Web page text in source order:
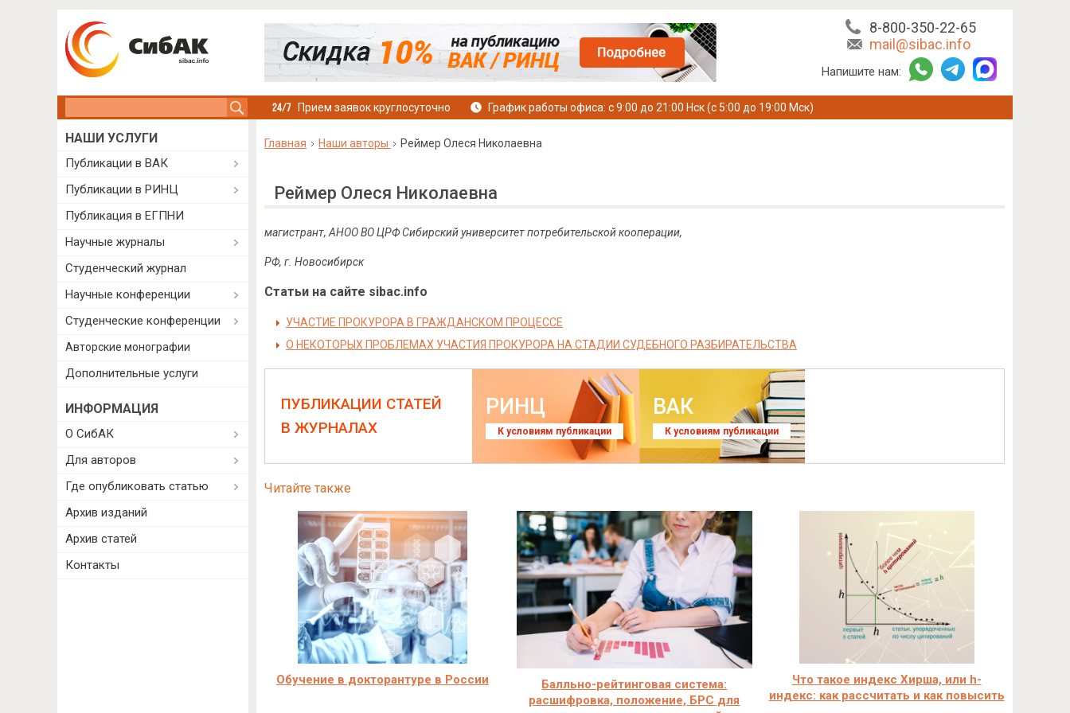
8-800-350-22-65
mail@sibac.info
Напишите нам:
Прием заявок круглосуточно График работы офиса: с 9:00 до 21:00 Нск (с 5:00 до 19:00 Мск)
Главная Наши авторы Реймер Олеся Николаевна
Реймер Олеся Николаевна
магистрант, АНОО ВО ЦРФ Сибирский университет потребительской кооперации,
РФ, г. Новосибирск
Статьи на сайте sibac.info
УЧАСТИЕ ПРОКУРОРА В ГРАЖДАНСКОМ ПРОЦЕССЕ
О НЕКОТОРЫХ ПРОБЛЕМАХ УЧАСТИЯ ПРОКУРОРА НА СТАДИИ СУДЕБНОГО РАЗБИРАТЕЛЬСТВА
ПУБЛИКАЦИИ СТАТЕЙ
В ЖУРНАЛАХ
РИНЦ
К условиям публикации
ВАК
К условиям публикации
Читайте также
Обучение в докторантуре в России
Балльно-рейтинговая система:
расшифровка, положение, БРС для
Что такое индекс Хирша, или h-
индекс: как рассчитать и как повысить
НАШИ УСЛУГИ
Публикации в ВАК
Публикации в РИНЦ
Публикация в ЕГПНИ
Научные журналы
Студенческий журнал
Научные конференции
Студенческие конференции
Авторские монографии
Дополнительные услуги
ИНФОРМАЦИЯ
О СибАК
Для авторов
Где опубликовать статью
Архив изданий
Архив статей
Контакты